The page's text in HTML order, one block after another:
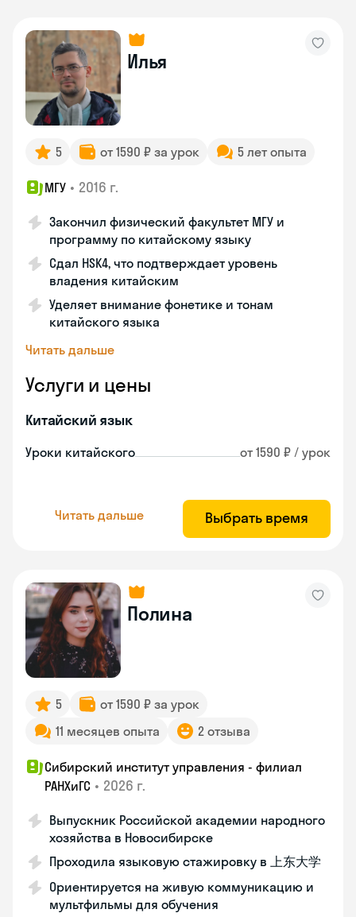
Илья
5 от 1590 ₽ за урок 5 лет опыта
МГУ • 2016 г.
Закончил физический факультет МГУ и
программу по китайскому языку
Сдал HSK4, что подтверждает уровень
владения китайским
Уделяет внимание фонетике и тонам
китайского языка
Читать дальше
Услуги и цены
Китайский язык
Уроки китайского от 1590 ₽ / урок
Читать дальше Выбрать время
Полина
5
от 1590 ₽ за урок
11 месяцев опыта
2 отзыва
Сибирский институт управления - филиал
РАНХиГС • 2026 г.
Выпускник Российской академии народного
хозяйства в Новосибирске
Проходила языковую стажировку в 上东大学
Ориентируется на живую коммуникацию и
мультфильмы для обучения